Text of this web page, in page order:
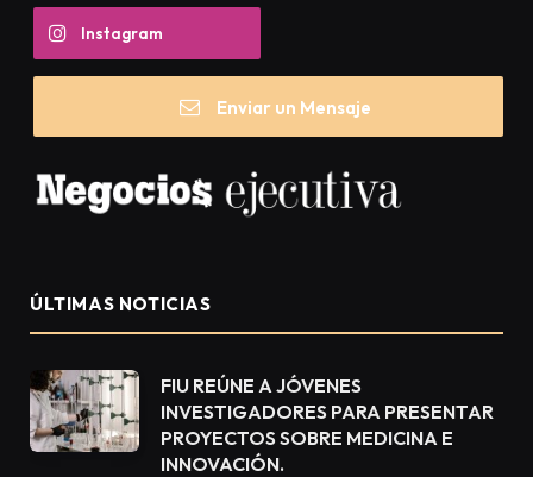
Instagram
Enviar un Mensaje
ÚLTIMAS NOTICIAS
FIU REÚNE A JÓVENES
INVESTIGADORES PARA PRESENTAR
PROYECTOS SOBRE MEDICINA E
INNOVACIÓN.